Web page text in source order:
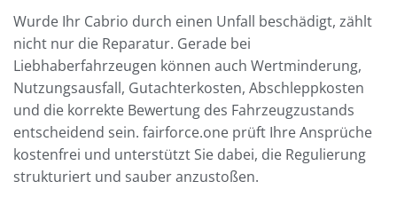
Wurde Ihr Cabrio durch einen Unfall beschädigt, zählt
nicht nur die Reparatur. Gerade bei
Liebhaberfahrzeugen können auch Wertminderung,
Nutzungsausfall, Gutachterkosten, Abschleppkosten
und die korrekte Bewertung des Fahrzeugzustands
entscheidend sein. fairforce.one prüft Ihre Ansprüche
kostenfrei und unterstützt Sie dabei, die Regulierung
strukturiert und sauber anzustoßen.